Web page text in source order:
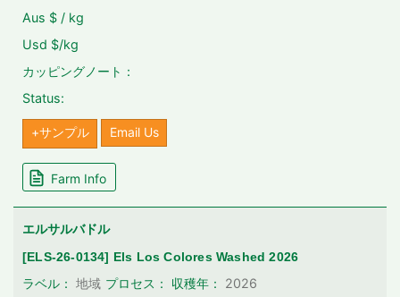
Aus $ / kg
Usd $/kg
カッピングノート：
Status:
+サンプル Email Us
Farm Info
エルサルバドル
[ELS-26-0134] Els Los Colores Washed 2026
ラベル：
地域 プロセス： 収穫年：
2026